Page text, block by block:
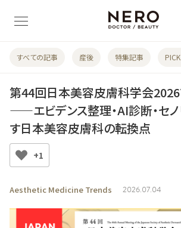
すべての記事 産後 特集記事
第44回日本美容皮膚科学会2026
——エビデンス整理・AI診断・セノ
す日本美容皮膚科の転換点
+1
Aesthetic Medicine Trends 2026.07.04